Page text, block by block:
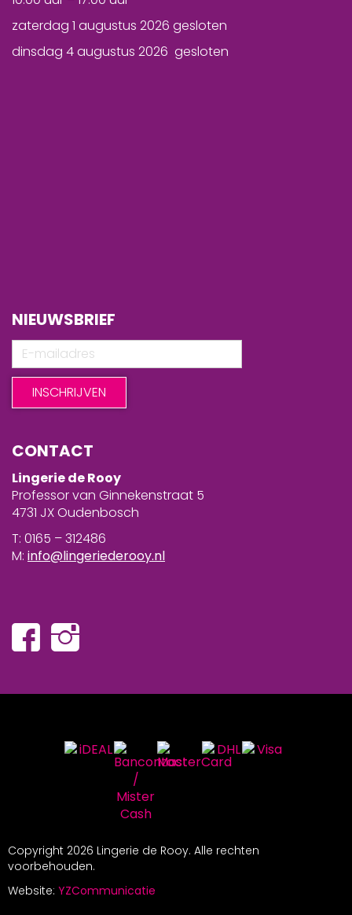
zaterdag 1 augustus 2026 gesloten
dinsdag 4 augustus 2026 gesloten
NIEUWSBRIEF
CONTACT
Lingerie de Rooy
Professor van Ginnekenstraat 5
4731 JX Oudenbosch
T: 0165 – 312486
M: info@lingeriederooy.nl
Copyright 2026 Lingerie de Rooy. Alle rechten
voorbehouden.
Website: YZCommunicatie